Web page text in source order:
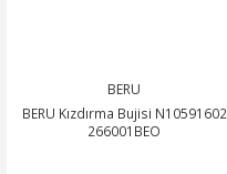
BERU
BERU Kızdırma Bujisi N10591602
266001BEO